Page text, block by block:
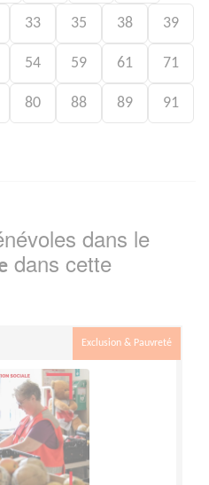
33 35 38 39
54 59 61 71
80 88 89 91
dans le
dans cette
Exclusion & Pauvreté